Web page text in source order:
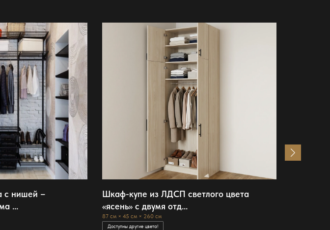
с нишей –
...
Шкаф-купе из ЛДСП светлого цвета
«ясень» с двумя отд...
87 см × 45 см × 260 см
Доступны другие цвета!